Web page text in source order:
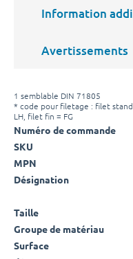
Information
Avertissements
1 semblable DIN 71805
* code pour filetage : filet
LH, filet fin = FG
Numéro de commande
SKU
MPN
Désignation
Taille
Groupe de matériau
Surface